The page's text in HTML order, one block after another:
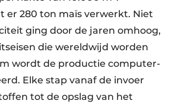
er 280 ton maïs verwerkt. Niet
ging door de jaren omhoog,
die wereldwijd worden
wordt de productie computer­
Elke stap vanaf de invoer
tot de opslag van het